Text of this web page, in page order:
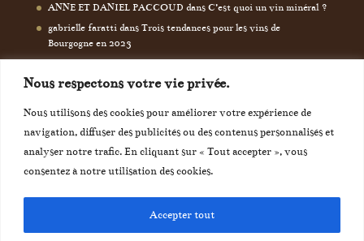
Nous respectons votre vie privée.
Nous utilisons des cookies pour améliorer votre expérience de
navigation, diffuser des publicités ou des contenus personnalisés et
analyser notre trafic. En cliquant sur « Tout accepter », vous
consentez à notre utilisation des cookies.
Accepter tout
ANNE ET DANIEL PACCOUD dans C’est quoi un vin minéral ?
gabrielle farattidans Trois tendances pour les vins de
Bourgogne en 2023